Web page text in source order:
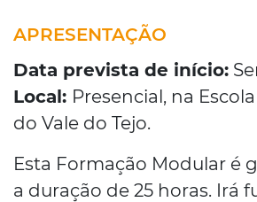
APRESENTAÇÃO
Data prevista de início:
Local: Presencial, na
do Vale do Tejo.
Esta Formação Modular é
a duração de 25 horas. Irá